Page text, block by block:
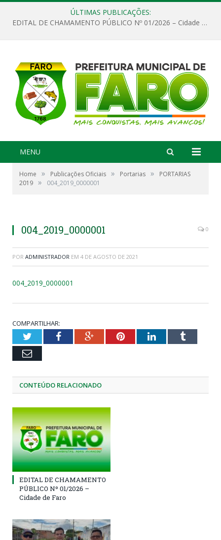
ÚLTIMAS PUBLICAÇÕES:
EDITAL DE CHAMAMENTO PÚBLICO Nº 01/2026 – Cidade de Faro
MENU
Home » Publicações Oficiais » Portarias »
PORTARIAS
2019 » 004_2019_0000001
004_2019_0000001 0
POR ADMINISTRADOR EM 4 DE AGOSTO DE 2021
004_2019_0000001
COMPARTILHAR:
TwitterFacebookGoogle+PinterestLinkedInTumblr
Email
CONTEÚDO RELACIONADO
EDITAL DE CHAMAMENTO
PÚBLICO Nº 01/2026 –
Cidade de Faro